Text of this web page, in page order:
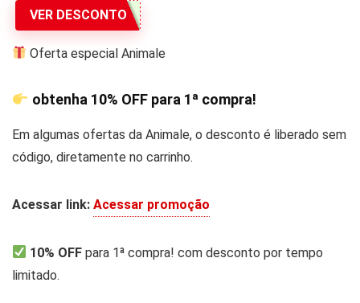
VER DESCONTO
Oferta especial Animale
obtenha 10% OFFpara 1ª compra!
Em algumas ofertas da Animale, o desconto é liberado sem
código, diretamente no carrinho.
Acessar link: Acessar promoção
10% OFF para 1ª compra! com desconto por tempo
limitado.